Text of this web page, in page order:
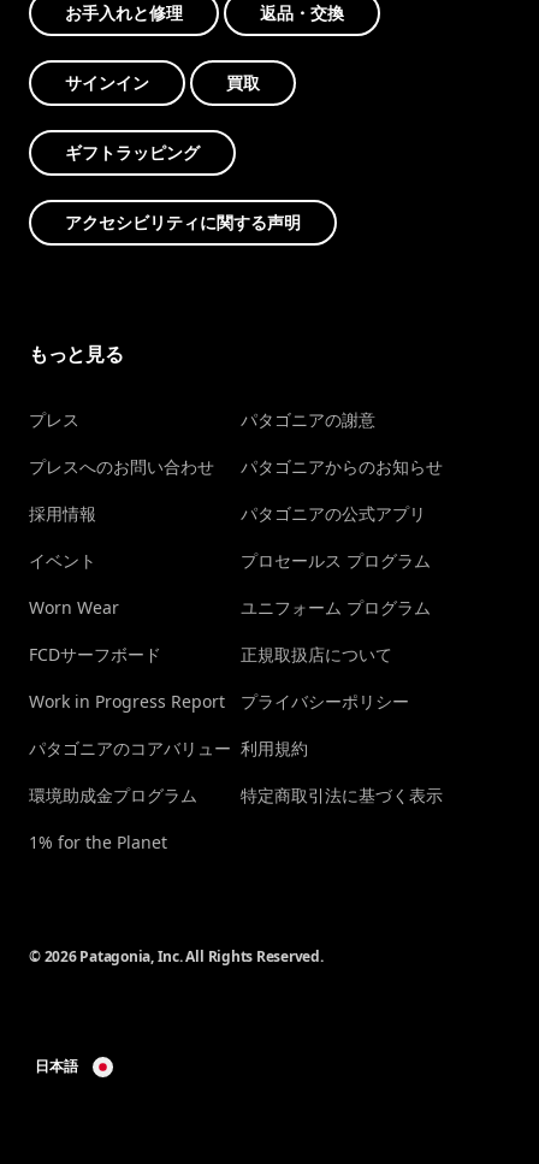
お手入れと修理 返品・交換
サインイン 買取
ギフトラッピング
アクセシビリティに関する声明
もっと見る
プレス
プレスへのお問い合わせ
採用情報
イベント
Worn Wear
FCDサーフボード
Work in Progress Report
パタゴニアのコアバリュー
環境助成金プログラム
1% for the Planet
パタゴニアの謝意
パタゴニアからのお知らせ
パタゴニアの公式アプリ
プロセールス プログラム
ユニフォーム プログラム
正規取扱店について
プライバシーポリシー
利用規約
特定商取引法に基づく表示
© 2026 Patagonia, Inc. All Rights Reserved.
日本語